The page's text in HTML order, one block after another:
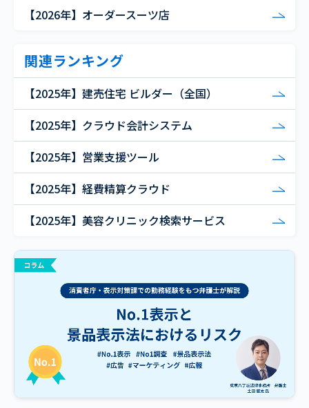
【2026年】オーダースーツ店
関連ランキング
【2025年】建売住宅 ビルダー（全国）
【2025年】クラウド会計システム
【2025年】営業支援ツール
【2025年】経費精算クラウド
【2025年】美容クリニック検索サービス